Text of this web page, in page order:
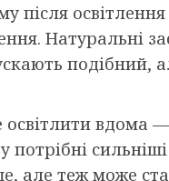
після
Натуральні
подібний,
вдома
потрібні
але теж може